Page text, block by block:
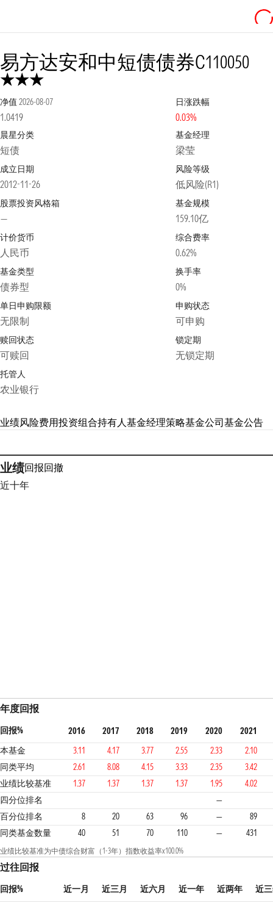
易方达安和中短债债券C110050
净值 2026-08-07
1.0419
日涨跌幅
0.03%
晨星分类
短债
基金经理
梁莹
成立日期
2012-11-26
风险等级
低风险(R1)
股票投资风格箱
—
基金规模
159.10亿
计价货币
人民币
综合费率
0.62%
基金类型
债券型
换手率
0%
单日申购限额
无限制
申购状态
可申购
赎回状态
可赎回
锁定期
无锁定期
托管人
农业银行
业绩风险费用投资组合持有人基金经理策略基金公司基金公告
业绩回报回撤
近十年
年度回报
回报% 2016 2017 2018 2019 2020
2021
本基金
3.11 4.17 3.77 2.55 2.33
2.10
同类平均
2.61 8.08 4.15 3.33 2.35
3.42
业绩比较基准
1.37 1.37 1.37 1.37 1.95
4.02
四分位排名
1 1 3
4
—
4 2
百分位排名 8 20 63 96 —
89
同类基金数量
40 51 70 110 — 431
业绩比较基准为中债综合财富（1-3年）指数收益率x100.0%
过往回报
回报% 近一月 近三月 近六月 近一年 近两年
近